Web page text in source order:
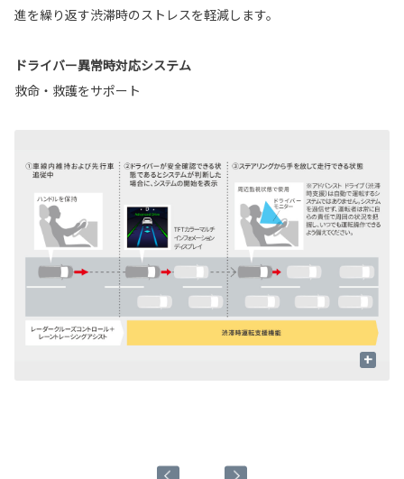
進を繰り返す渋滞時のストレスを軽減します。
ドライバー異常時対応システム
救命・救護をサポート
+